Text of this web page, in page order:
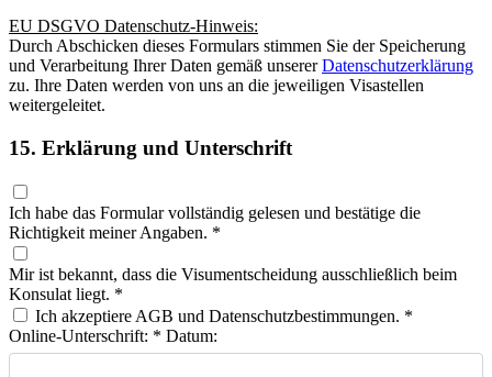
EU DSGVO Datenschutz-Hinweis:
Durch Abschicken dieses Formulars stimmen Sie der Speicherung
und Verarbeitung Ihrer Daten gemäß unsererDatenschutzerklärung
zu. Ihre Daten werden von uns an die jeweiligen Visastellen
weitergeleitet.
15. Erklärung und Unterschrift
Ich habe das Formular vollständig gelesen und bestätige die
Richtigkeit meiner Angaben. *
Mir ist bekannt, dass die Visumentscheidung ausschließlich beim
Konsulat liegt. *
Ich akzeptiere AGB und Datenschutzbestimmungen. *
Online-Unterschrift: * Datum: